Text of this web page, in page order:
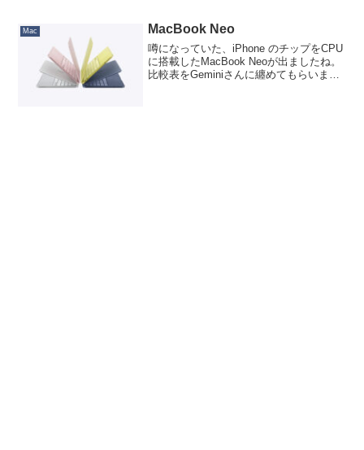
じ」にズームしてくれるという便利なも
Mac MacBook Neo
噂になっていた、iPhone のチップをCPU
に搭載したMacBook Neoが出ましたね。
比較表をGeminiさんに纏めてもらいまし